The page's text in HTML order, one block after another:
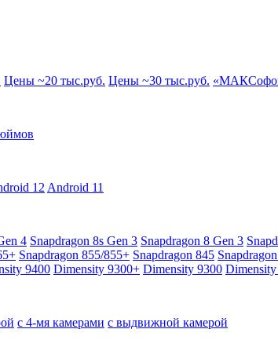
Цены ~20 тыс.руб. Цены ~30 тыс.руб.
12 Android 11
4 Snapdragon 8s Gen 3 Snapdragon 8 Gen 3
Snapdragon 855/855+ Snapdragon 845
9400 Dimensity 9300+ Dimensity 9300
с 4-мя камерами с выдвижной камерой